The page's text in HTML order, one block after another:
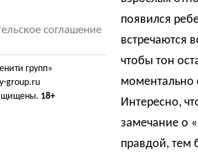
соглашение
групп»
group.ru
18+
появился
встречаются
чтобы тон
моментально
Интересно,
замечание о
правдой, тем